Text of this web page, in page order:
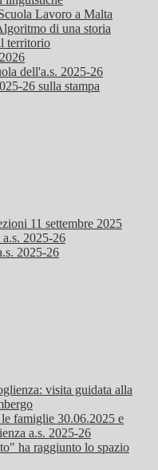
Lavoro a Malta
di una storia
territorio
dell'a.s. 2025-26
26 sulla stampa
11 settembre 2025
2025-26
2025-26
visita guidata alla
famiglie 30.06.2025 e
a.s. 2025-26
ha raggiunto lo spazio